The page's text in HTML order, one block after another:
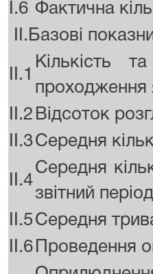
I.6 Фактична
II.Базові
II.1
Кількість
проходження
II.2 Відсоток
II.3Середня
II.4
Середня
звітний
II.5Середня
II.6
Проведення